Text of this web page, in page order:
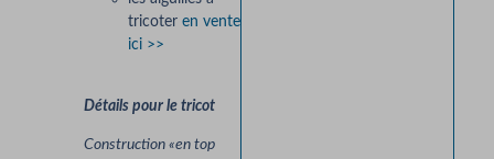
tricoter en vente
ici >>
Détails pour le tricot
Construction «en top